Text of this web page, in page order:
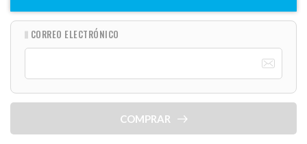
CORREO ELECTRÓNICO
COMPRAR